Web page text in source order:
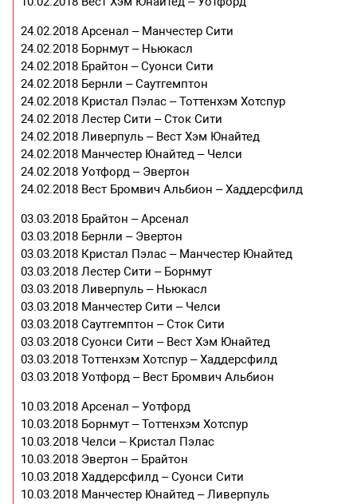
24.02.2018 Арсенал – Манчестер Сити
24.02.2018 Борнмут – Ньюкасл
24.02.2018 Брайтон – Суонси Сити
24.02.2018 Бернли – Саутгемптон
24.02.2018 Кристал Пэлас – Тоттенхэм Хотспур
24.02.2018 Лестер Сити – Сток Сити
24.02.2018 Ливерпуль – Вест Хэм Юнайтед
24.02.2018 Манчестер Юнайтед – Челси
24.02.2018 Уотфорд – Эвертон
24.02.2018 Вест Бромвич Альбион – Хаддерсфилд
03.03.2018 Брайтон – Арсенал
03.03.2018 Бернли – Эвертон
03.03.2018 Кристал Пэлас – Манчестер Юнайтед
03.03.2018 Лестер Сити – Борнмут
03.03.2018 Ливерпуль – Ньюкасл
03.03.2018 Манчестер Сити – Челси
03.03.2018 Саутгемптон – Сток Сити
03.03.2018 Суонси Сити – Вест Хэм Юнайтед
03.03.2018 Тоттенхэм Хотспур – Хаддерсфилд
03.03.2018 Уотфорд – Вест Бромвич Альбион
10.03.2018 Арсенал – Уотфорд
10.03.2018 Борнмут – Тоттенхэм Хотспур
10.03.2018 Челси – Кристал Пэлас
10.03.2018 Эвертон – Брайтон
10.03.2018 Хаддерсфилд – Суонси Сити
10.03.2018 Манчестер Юнайтед – Ливерпуль